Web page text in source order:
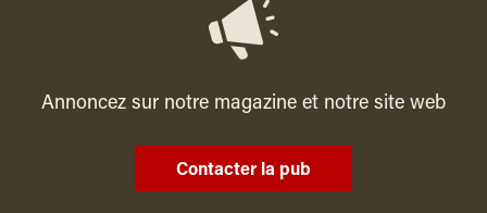
Annoncez sur notre magazine et notre site web
Contacter la pub